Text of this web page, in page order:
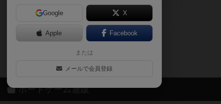
Google X
Apple Facebook
または
メールで会員登録
ボドとも・会員一覧
ボードゲーム業界コラム
ボドゲーマご利用案内
ボードゲーム通販